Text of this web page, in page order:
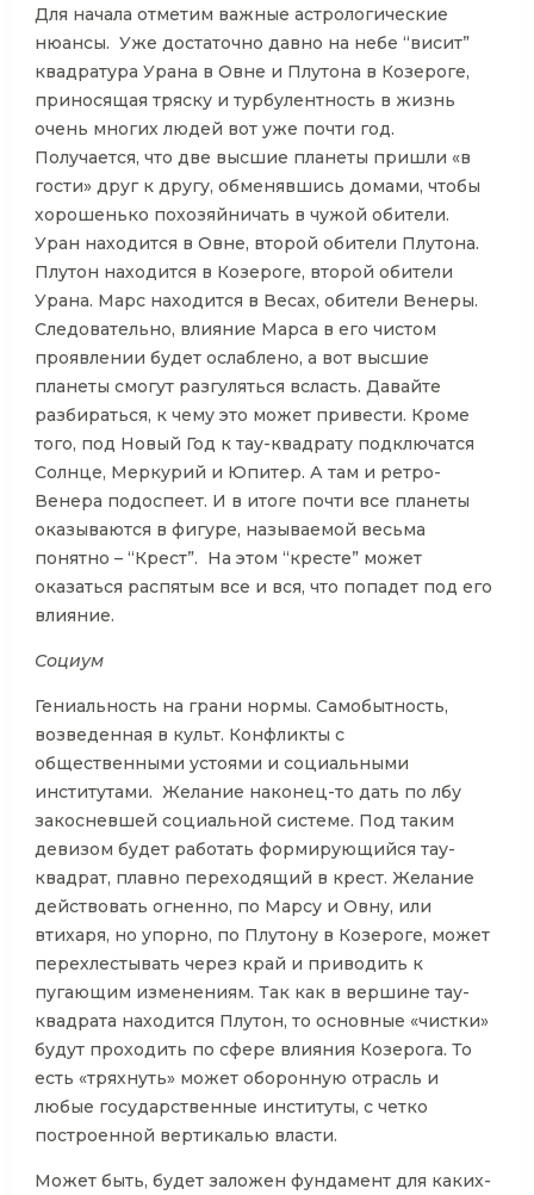
Для начала отметим важные астрологические
нюансы. Уже достаточно давно на небе “висит”
квадратура Урана в Овне и Плутона в Козероге,
приносящая тряску и турбулентность в жизнь
очень многих людей вот уже почти год.
Получается, что две высшие планеты пришли «в
гости» друг к другу, обменявшись домами, чтобы
хорошенько похозяйничать в чужой обители.
Уран находится в Овне, второй обители Плутона.
Плутон находится в Козероге, второй обители
Урана. Марс находится в Весах, обители Венеры.
Следовательно, влияние Марса в его чистом
проявлении будет ослаблено, а вот высшие
планеты смогут разгуляться всласть. Давайте
разбираться, к чему это может привести. Кроме
того, под Новый Год к тау-квадрату подключатся
Солнце, Меркурий и Юпитер. А там и ретро-
Венера подоспеет. И в итоге почти все планеты
оказываются в фигуре, называемой весьма
понятно – “Крест”. На этом “кресте” может
оказаться распятым все и вся, что попадет под его
влияние.
Социум
Гениальность на грани нормы. Самобытность,
возведенная в культ. Конфликты с
общественными устоями и социальными
институтами. Желание наконец-то дать по лбу
закосневшей социальной системе. Под таким
девизом будет работать формирующийся тау-
квадрат, плавно переходящий в крест. Желание
действовать огненно, по Марсу и Овну, или
втихаря, но упорно, по Плутону в Козероге, может
перехлестывать через край и приводить к
пугающим изменениям. Так как в вершине тау-
квадрата находится Плутон, то основные «чистки»
будут проходить по сфере влияния Козерога. То
есть «тряхнуть» может оборонную отрасль и
любые государственные институты, с четко
построенной вертикалью власти.
Может быть, будет заложен фундамент для каких-